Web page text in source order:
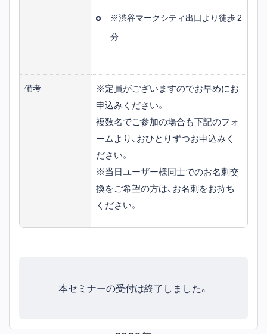
※渋谷マークシティ出口より徒歩 2
分
備考
※定員がございますのでお早めにお
申込みください。
複数名でご参加の場合も下記のフォ
ームより、おひとりずつお申込みく
ださい。
※当日ユーザー様同士でのお名刺交
換をご希望の方は、お名刺をお持ち
ください。
本セミナーの受付は終了しました。